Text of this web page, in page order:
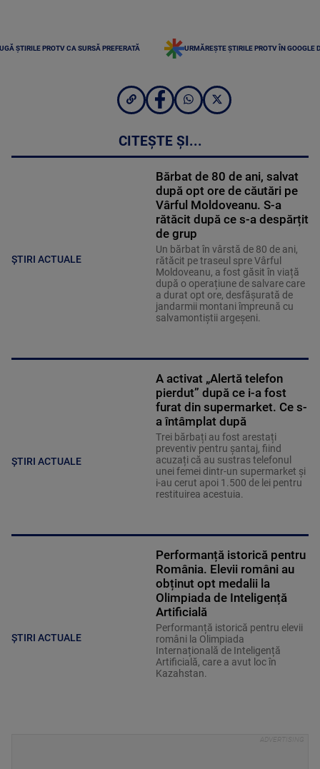
ȘTIRILE PROTV CA SURSĂ PREFERATĂ URMĂREȘTE ȘTIRILE PROTV ÎN GOOGLE
CITEȘTE ȘI...
ȘTIRI ACTUALE
Bărbat de 80 de ani, salvat
după opt ore de căutări pe
Vârful Moldoveanu. S-a
rătăcit după ce s-a despărțit
de grup
Un bărbat în vârstă de 80 de ani,
rătăcit pe traseul spre Vârful
Moldoveanu, a fost găsit în viață
după o operațiune de salvare care
a durat opt ore, desfășurată de
jandarmii montani împreună cu
salvamontiștii argeșeni.
ȘTIRI ACTUALE
A activat „Alertă telefon
pierdut” după ce i-a fost
furat din supermarket. Ce s-
a întâmplat după
Trei bărbați au fost arestați
preventiv pentru șantaj, fiind
acuzați că au sustras telefonul
unei femei dintr-un supermarket și
i-au cerut apoi 1.500 de lei pentru
restituirea acestuia.
ȘTIRI ACTUALE
Performanță istorică pentru
România. Elevii români au
obținut opt medalii la
Olimpiada de Inteligență
Artificială
Performanță istorică pentru elevii
români la Olimpiada
Internațională de Inteligență
Artificială, care a avut loc în
Kazahstan.